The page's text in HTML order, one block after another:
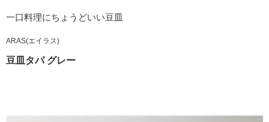
一口料理にちょうどいい豆皿
ARAS(エイラス)
豆皿タパ グレー